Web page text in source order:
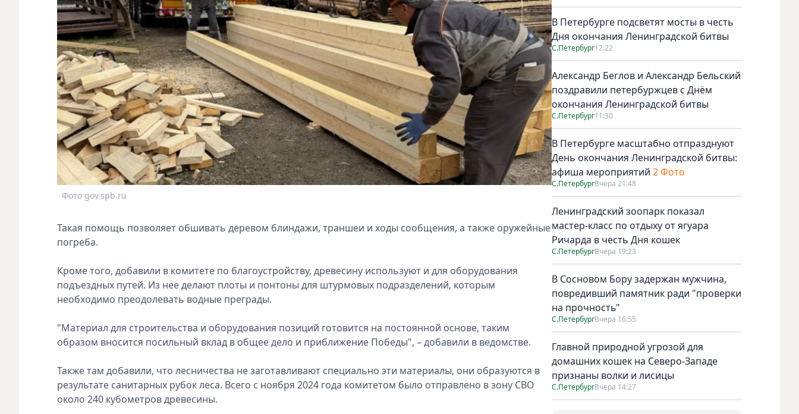
Фото gov.spb.ru
Такая помощь позволяет обшивать деревом блиндажи, траншеи и ходы сообщения, а также оружейные
погреба.
Кроме того, добавили в комитете по благоустройству, древесину используют и для оборудования
подъездных путей. Из нее делают плоты и понтоны для штурмовых подразделений, которым
необходимо преодолевать водные преграды.
"Материал для строительства и оборудования позиций готовится на постоянной основе, таким
образом вносится посильный вклад в общее дело и приближение Победы", – добавили в ведомстве.
Также там добавили, что лесничества не заготавливают специально эти материалы, они образуются в
результате санитарных рубок леса. Всего с ноября 2024 года комитетом было отправлено в зону СВО
около 240 кубометров древесины.
В Петербурге подсветят мосты в честь
Дня окончания Ленинградской битвы
С.Петербург12:22
Александр Беглов и Александр Бельский
поздравили петербуржцев с Днём
окончания Ленинградской битвы
С.Петербург11:30
В Петербурге масштабно отпразднуют
День окончания Ленинградской битвы:
афиша мероприятий 2 Фото
С.ПетербургВчера 21:48
Ленинградский зоопарк показал
мастер-класс по отдыху от ягуара
Ричарда в честь Дня кошек
С.ПетербургВчера 19:23
В Сосновом Бору задержан мужчина,
повредивший памятник ради "проверки
на прочность"
С.ПетербургВчера 16:55
Главной природной угрозой для
домашних кошек на Северо-Западе
признаны волки и лисицы
С.ПетербургВчера 14:27